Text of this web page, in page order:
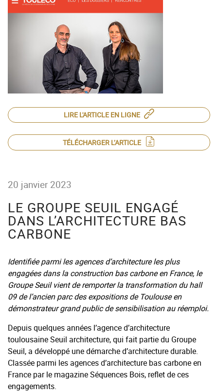
ACTEUR DE LA
PROTECTION DE
L’ENFANCE
20 janvier 2023
LE GROUPE SEUIL ENGAGÉ
DANS L’ARCHITECTURE BAS
CARBONE
Identifiée parmi les agences d’architecture les plus
engagées dans la construction bas carbone en France, le
Groupe Seuil vient de remporter la transformation du hall
09 de l’ancien parc des expositions de Toulouse en
démonstrateur grand public de sensibilisation au réemploi.
Depuis quelques années l’agence d’architecture
toulousaine Seuil architecture, qui fait partie du Groupe
Seuil, a développé une démarche d’architecture durable.
Classée parmi les agences d’architecture bas carbone en
France par le magazine Séquences Bois, reflet de ces
engagements.
LIRE L'ARTICLE EN LIGNE
TÉLÉCHARGER L’ARTICLE